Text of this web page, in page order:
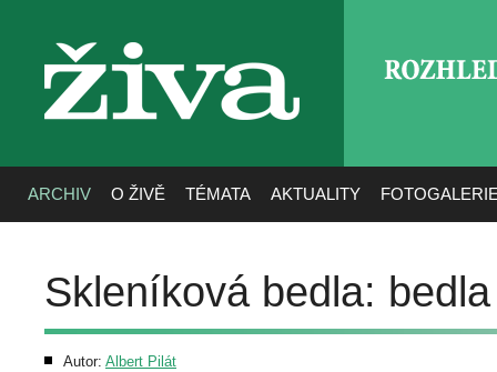
živa
ARCHIV O ŽIVĚ TÉMATA AKTUALITY
Skleníková bedla:
Autor: Albert Pilát